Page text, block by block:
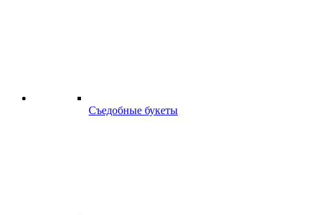
Съедобные букеты